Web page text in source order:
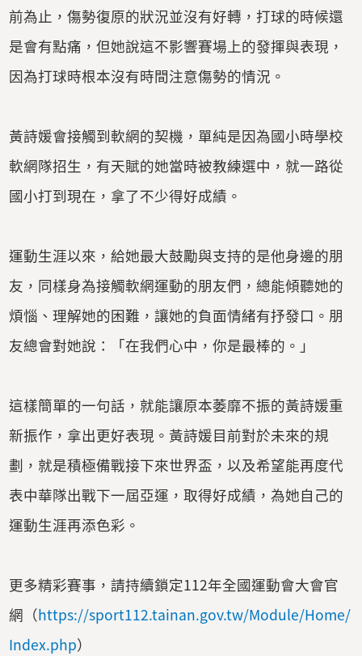
前為止，傷勢復原的狀況並沒有好轉，打球的時候還
是會有點痛，但她說這不影響賽場上的發揮與表現，
因為打球時根本沒有時間注意傷勢的情況。
黃詩媛會接觸到軟網的契機，單純是因為國小時學校
軟網隊招生，有天賦的她當時被教練選中，就一路從
國小打到現在，拿了不少得好成績。
運動生涯以來，給她最大鼓勵與支持的是他身邊的朋
友，同樣身為接觸軟網運動的朋友們，總能傾聽她的
煩惱、理解她的困難，讓她的負面情緒有抒發口。朋
友總會對她說：「在我們心中，你是最棒的。」
這樣簡單的一句話，就能讓原本萎靡不振的黃詩媛重
新振作，拿出更好表現。黃詩媛目前對於未來的規
劃，就是積極備戰接下來世界盃，以及希望能再度代
表中華隊出戰下一屆亞運，取得好成績，為她自己的
運動生涯再添色彩。
更多精彩賽事，請持續鎖定112年全國運動會大會官
網（https://sport112.tainan.gov.tw/Module/Home/
Index.php）